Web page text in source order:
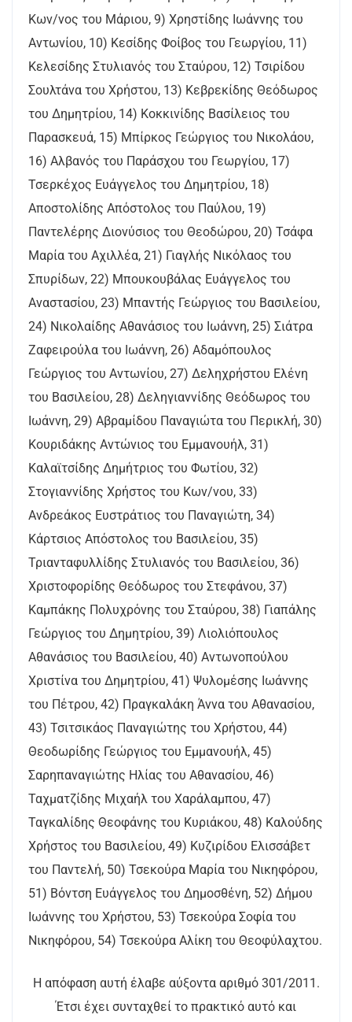
Κων/νος του Μάριου, 9) Χρηστίδης Ιωάννης του
Αντωνίου, 10) Κεσίδης Φοίβος του Γεωργίου, 11)
Κελεσίδης Στυλιανός του Σταύρου, 12) Τσιρίδου
Σουλτάνα του Χρήστου, 13) Κεβρεκίδης Θεόδωρος
του Δημητρίου, 14) Κοκκινίδης Βασίλειος του
Παρασκευά, 15) Μπίρκος Γεώργιος του Νικολάου,
16) Αλβανός του Παράσχου του Γεωργίου, 17)
Τσερκέχος Ευάγγελος του Δημητρίου, 18)
Αποστολίδης Απόστολος του Παύλου, 19)
Παντελέρης Διονύσιος του Θεοδώρου, 20) Τσάφα
Μαρία του Αχιλλέα, 21) Γιαγλής Νικόλαος του
Σπυρίδων, 22) Μπουκουβάλας Ευάγγελος του
Αναστασίου, 23) Μπαντής Γεώργιος του Βασιλείου,
24) Νικολαίδης Αθανάσιος του Ιωάννη, 25) Σιάτρα
Ζαφειρούλα του Ιωάννη, 26) Αδαμόπουλος
Γεώργιος του Αντωνίου, 27) Δεληχρήστου Ελένη
του Βασιλείου, 28) Δεληγιαννίδης Θεόδωρος του
Ιωάννη, 29) Αβραμίδου Παναγιώτα του Περικλή, 30)
Κουριδάκης Αντώνιος του Εμμανουήλ, 31)
Καλαϊτσίδης Δημήτριος του Φωτίου, 32)
Στογιαννίδης Χρήστος του Κων/νου, 33)
Ανδρεάκος Ευστράτιος του Παναγιώτη, 34)
Κάρτσιος Απόστολος του Βασιλείου, 35)
Τριανταφυλλίδης Στυλιανός του Βασιλείου, 36)
Χριστοφορίδης Θεόδωρος του Στεφάνου, 37)
Καμπάκης Πολυχρόνης του Σταύρου, 38) Γιαπάλης
Γεώργιος του Δημητρίου, 39) Λιολιόπουλος
Αθανάσιος του Βασιλείου, 40) Αντωνοπούλου
Χριστίνα του Δημητρίου, 41) Ψυλομέσης Ιωάννης
του Πέτρου, 42) Πραγκαλάκη Άννα του Αθανασίου,
43) Τσιτσικάος Παναγιώτης του Χρήστου, 44)
Θεοδωρίδης Γεώργιος του Εμμανουήλ, 45)
Σαρηπαναγιώτης Ηλίας του Αθανασίου, 46)
Ταχματζίδης Μιχαήλ του Χαράλαμπου, 47)
Ταγκαλίδης Θεοφάνης του Κυριάκου, 48) Καλούδης
Χρήστος του Βασιλείου, 49) Κυζιρίδου Ελισσάβετ
του Παντελή, 50) Τσεκούρα Μαρία του Νικηφόρου,
51) Βόντση Ευάγγελος του Δημοσθένη, 52) Δήμου
Ιωάννης του Χρήστου, 53) Τσεκούρα Σοφία του
Νικηφόρου, 54) Τσεκούρα Αλίκη του Θεοφύλαχτου.
Η απόφαση αυτή έλαβε αύξοντα αριθμό 301/2011.
Έτσι έχει συνταχθεί το πρακτικό αυτό και